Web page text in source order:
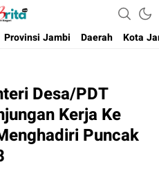
Negeri
Provinsi Jambi Daerah Kota
Desa/PDT
Kerja Ke
Puncak